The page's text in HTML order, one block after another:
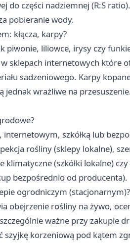
części nadziemnej (R:S
pobieranie wody.
kłącza, karpy?
piwonie, liliowce, irysy czy
sklepach internetowych które
sadzeniowego. Karpy
jednak wrażliwe na
szkółką lub
rośliny (sklepy lokalne),
(szkółki lokalne)
bezpośrednio od producenta).
ogrodniczym (stacjonarnym)?
obejrzenie rośliny na żywo,
ważne przy zakupie
korzeniową pod kątem